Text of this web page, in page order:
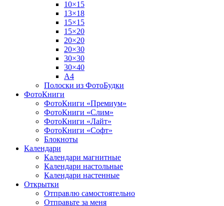
10×15
13×18
15×15
15×20
20×20
20×30
30×30
30×40
A4
Полоски из ФотоБудки
ФотоКниги
ФотоКниги «Премиум»
ФотоКниги «Слим»
ФотоКниги «Лайт»
ФотоКниги «Софт»
Блокноты
Календари
Календари магнитные
Календари настольные
Календари настенные
Открытки
Отправлю самостоятельно
Отправьте за меня